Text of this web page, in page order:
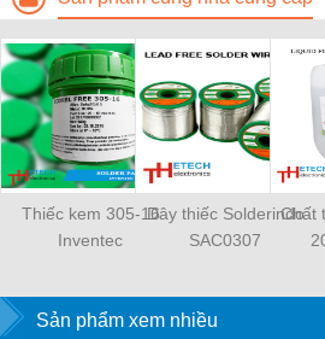
Thiếc kem 305-16
Inventec
Dây thiếc Solderindo
SAC0307
Chất
Sản phẩm xem nhiều